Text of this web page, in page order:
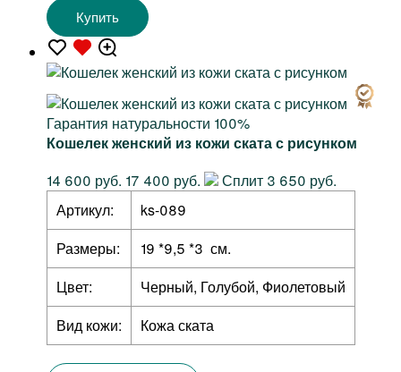
Купить
Гарантия натуральности 100%
Кошелек женский из кожи ската с рисунком
14 600 руб. 17 400 руб.
Сплит 3 650 руб.
Артикул:
ks-089
Размеры:
19 *9,5 *3 см.
Цвет:
Черный, Голубой, Фиолетовый
Вид кожи:
Кожа ската